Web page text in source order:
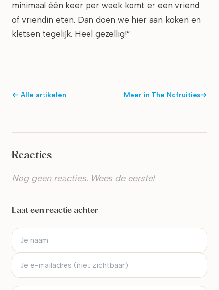
minimaal één keer per week komt er een vriend
of vriendin eten. Dan doen we hier aan koken en
kletsen tegelijk. Heel gezellig!”
← Alle artikelen Meer in The Nofruities→
Reacties
Nog geen reacties. Wees de eerste!
Laat een reactie achter